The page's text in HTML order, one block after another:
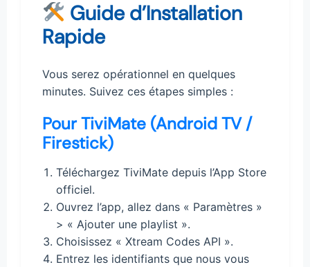
Guide d’Installation
Rapide
Vous serez opérationnel en quelques
minutes. Suivez ces étapes simples :
Pour TiviMate (Android TV /
Firestick)
Téléchargez TiviMate depuis l’App Store
officiel.
Ouvrez l’app, allez dans « Paramètres »
> « Ajouter une playlist ».
Choisissez « Xtream Codes API ».
Entrez les identifiants que nous vous